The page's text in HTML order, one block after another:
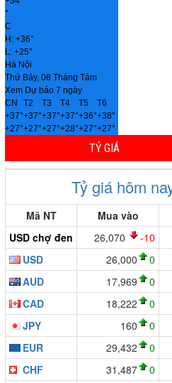
°
C
H: +36°
L: +25°
Hà Nội
Thứ Bảy, 08 Tháng Tám
Xem Dự báo 7 ngày
CN
T2 T3 T4 T5
T6
+37°+37°+37°+37°+36°+38°
+27°+27°+27°+28°+27°+27°
TỶ GIÁ